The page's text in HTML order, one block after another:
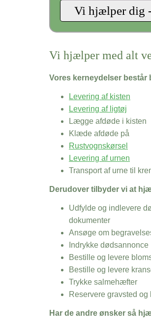
Vi hjælper med alt
Vores kerneydelser består
Levering af kisten
Levering af ligtøj
Lægge afdøde i kisten
Klæde afdøde på
Rustvognskørsel
Levering af urnen
Transport af urne til
Derudover tilbyder vi at
Udfylde og indlevere
dokumenter
Ansøge om
Indrykke dødsannonce
Bestille og levere
Bestille og levere
Trykke salmehæfter
Reservere gravsted
Har de andre ønsker så